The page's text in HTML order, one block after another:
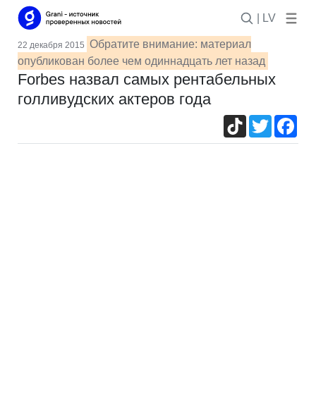
| LV
22 декабря 2015 Обратите внимание: материал
опубликован более чем одиннадцать лет назад
Forbes назвал самых рентабельных
голливудских актеров года
TikTokTwitter